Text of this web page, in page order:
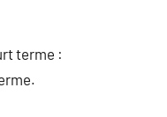
terme :